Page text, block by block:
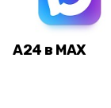
А24 в MAX